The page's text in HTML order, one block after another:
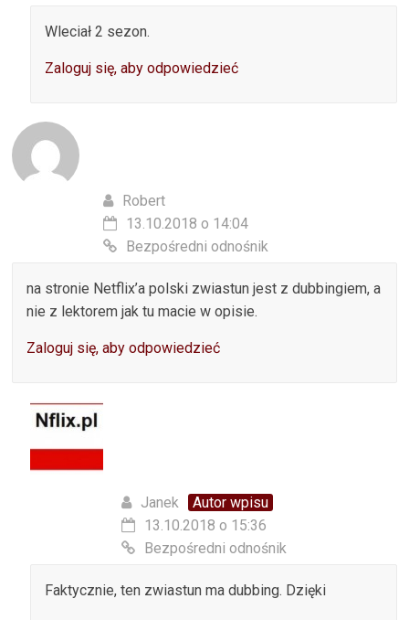
Wleciał 2 sezon.
Zaloguj się, aby odpowiedzieć
Robert
13.10.2018 o 14:04
Bezpośredni odnośnik
na stronie Netflix’a polski zwiastun jest z dubbingiem, a
nie z lektorem jak tu macie w opisie.
Zaloguj się, aby odpowiedzieć
Janek
Autor wpisu
13.10.2018 o 15:36
Bezpośredni odnośnik
Faktycznie, ten zwiastun ma dubbing. Dzięki